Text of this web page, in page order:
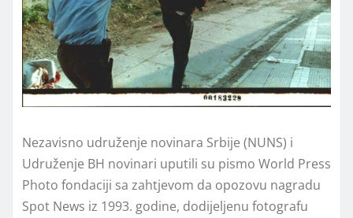
Nezavisno udruženje novinara Srbije (NUNS) i
Udruženje BH novinari uputili su pismo World Press
Photo fondaciji sa zahtjevom da opozovu nagradu
Spot News iz 1993. godine, dodijeljenu fotografu